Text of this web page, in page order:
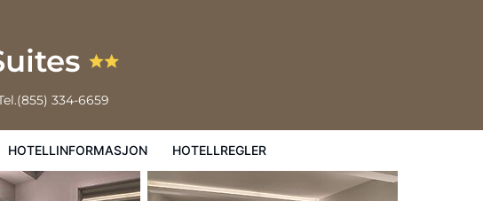
(855) 334-6659
HOTELLINFORMASJON HOTELLREGLER